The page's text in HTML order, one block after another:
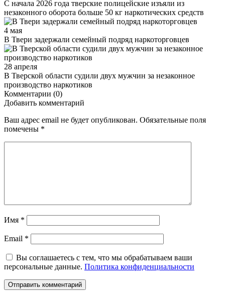
С начала 2026 года тверские полицейские изъяли из
незаконного оборота больше 50 кг наркотических средств
4 мая
В Твери задержали семейный подряд наркоторговцев
28 апреля
В Тверской области судили двух мужчин за незаконное
производство наркотиков
Комментарии (0)
Добавить комментарий
Ваш адрес email не будет опубликован. Обязательные поля
помечены *
Имя *
Email *
Вы соглашаетесь с тем, что мы обрабатываем ваши
персональные данные. Политика конфиденциальности